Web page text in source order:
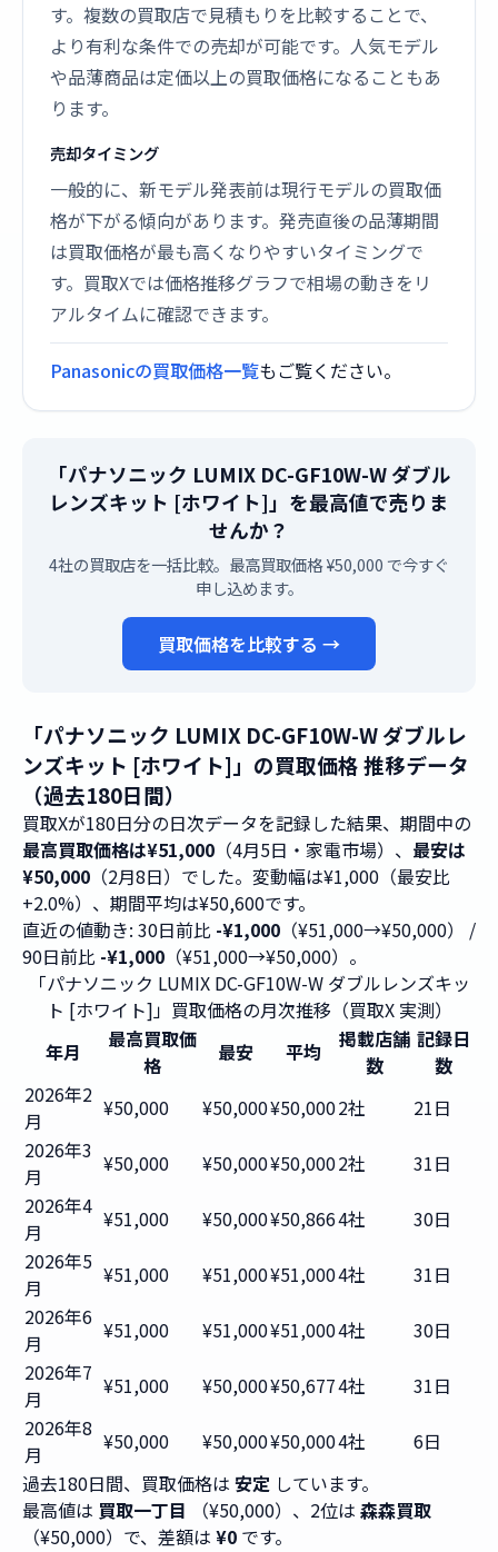
す。複数の買取店で見積もりを比較することで、
より有利な条件での売却が可能です。人気モデル
や品薄商品は定価以上の買取価格になることもあ
ります。
売却タイミング
一般的に、新モデル発表前は現行モデルの買取価
格が下がる傾向があります。発売直後の品薄期間
は買取価格が最も高くなりやすいタイミングで
す。買取Xでは価格推移グラフで相場の動きをリ
アルタイムに確認できます。
Panasonicの買取価格一覧もご覧ください。
「パナソニック LUMIX DC-GF10W-W ダブル
レンズキット [ホワイト]」を最高値で売りま
せんか？
4社の買取店を一括比較。最高買取価格 ¥50,000 で今すぐ
申し込めます。
買取価格を比較する →
「パナソニック LUMIX DC-GF10W-W ダブルレ
ンズキット [ホワイト]」の買取価格 推移データ
（過去180日間）
買取Xが180日分の日次データを記録した結果、期間中の
最高買取価格は¥51,000 （4月5日・家電市場）、 最安は
¥50,000 （2月8日）でした。変動幅は¥1,000（最安比
+2.0%）、期間平均は¥50,600です。
直近の値動き: 30日前比 -¥1,000 （¥51,000→¥50,000） /
90日前比 -¥1,000 （¥51,000→¥50,000）。
「パナソニック LUMIX DC-GF10W-W ダブルレンズキッ
ト [ホワイト]」買取価格の月次推移（買取X 実測）
年月
最高買取価
格
最安 平均
掲載店舗
数
記録日
数
2026年2
月
¥50,000 ¥50,000¥50,0002社
21日
2026年3
月
¥50,000 ¥50,000¥50,0002社
31日
2026年4
月
¥51,000 ¥50,000¥50,8664社
30日
2026年5
月
¥51,000 ¥51,000¥51,0004社
31日
2026年6
月
¥51,000 ¥51,000¥51,0004社
30日
2026年7
月
¥51,000 ¥50,000¥50,6774社
31日
2026年8
月
¥50,000 ¥50,000¥50,0004社
6日
過去180日間、買取価格は 安定 しています。
最高値は 買取一丁目 （¥50,000）、2位は 森森買取
（¥50,000）で、差額は ¥0 です。